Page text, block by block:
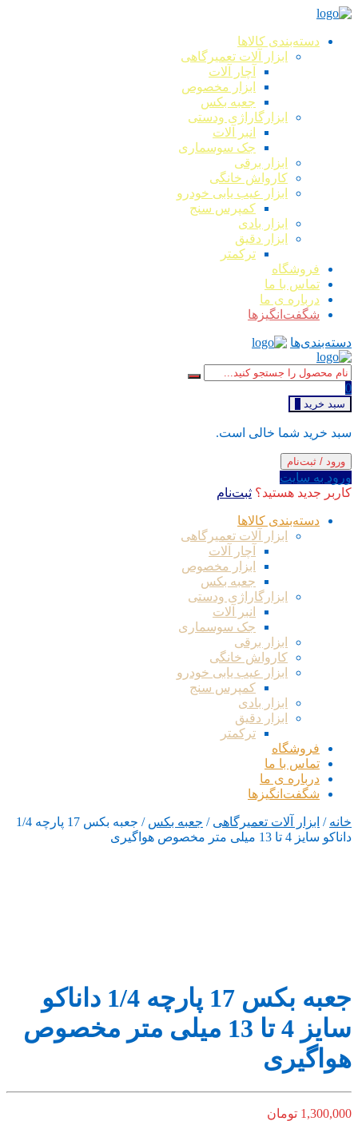
دسته‌بندی کالاها
ابزار آلات تعمیرگاهی
آچار آلات
ابزار مخصوص
جعبه بکس
ابزارگاراژی ودستی
انبر آلات
جک سوسماری
ابزار برقی
کارواش خانگی
ابزار عیب یابی خودرو
کمپرس سنج
ابزار بادی
ابزار دقیق
ترکمتر
فروشگاه
تماس با ما
درباره ی ما
شگفت‌انگیزها
دسته‌بندی‌ها
0
سبد خرید
سبد خرید شما خالی است.
ورود / ثبت‌نام
ورود به سایت
کاربر جدید هستید؟ ثبت‌نام
دسته‌بندی کالاها
ابزار آلات تعمیرگاهی
آچار آلات
ابزار مخصوص
جعبه بکس
ابزارگاراژی ودستی
انبر آلات
جک سوسماری
ابزار برقی
کارواش خانگی
ابزار عیب یابی خودرو
کمپرس سنج
ابزار بادی
ابزار دقیق
ترکمتر
فروشگاه
تماس با ما
درباره ی ما
شگفت‌انگیزها
خانه / ابزار آلات تعمیرگاهی / جعبه بکس
/ جعبه بکس 17 پارچه 1/4
داناکو سایز 4 تا 13 میلی متر مخصوص هواگیری
جعبه بکس 17 پارچه 1/4 داناکو
سایز 4 تا 13 میلی متر مخصوص
هواگیری
1,300,000 تومان